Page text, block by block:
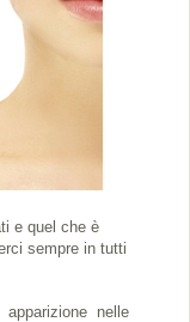
e quel che è
sempre in tutti
nelle